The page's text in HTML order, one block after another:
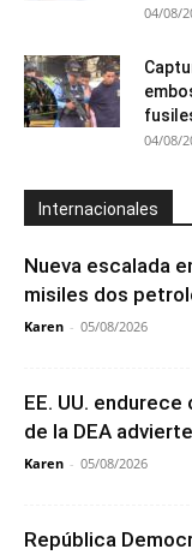
04/08/
04/08/
Internacionales
Nueva escalada
misiles dos
Karen - 05/08/2026
EE. UU.
de la DEA
Karen - 05/08/2026
República